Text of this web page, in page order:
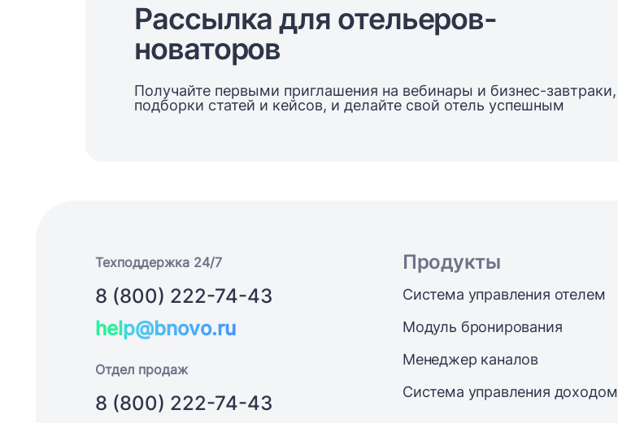
Рассылка для отельеров-
новаторов
Получайте первыми приглашения на вебинары и бизнес-завтраки,
подборки статей и кейсов, и делайте свой отель успешным
Техподдержка 24/7
8 (800) 222-74-43
help@bnovo.ru
Отдел продаж
8 (800) 222-74-43
Продукты
Система управления отелем
Модуль бронирования
Менеджер каналов
Система управления доходом